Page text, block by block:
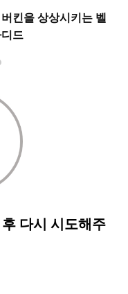
킨을 상상시키는 벨
드